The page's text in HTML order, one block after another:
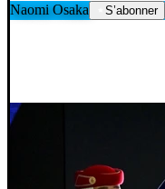
Naomi Osaka S’abonner